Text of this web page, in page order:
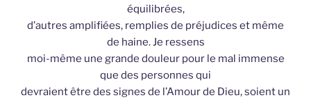
équilibrées,
d’autres amplifiées, remplies de préjudices et même
de haine. Je ressens
moi-même une grande douleur pour le mal immense
que des personnes qui
devraient être des signes de l’Amour de Dieu, soient un